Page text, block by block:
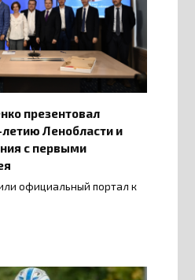
презентовал
Ленобласти и
с первыми
официальный портал к